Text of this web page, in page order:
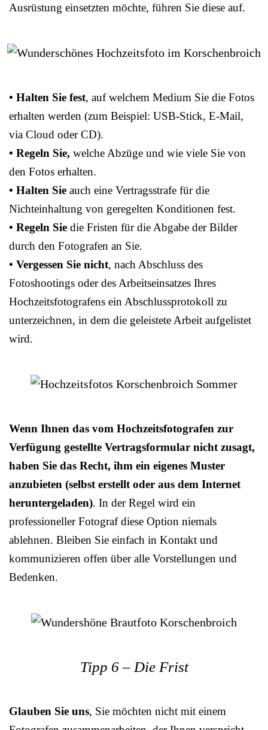
Ausrüstung einsetzten möchte, führen Sie diese auf.
• Halten Sie fest, auf welchem Medium Sie die Fotos
erhalten werden (zum Beispiel: USB-Stick, E-Mail,
via Cloud oder CD).
• Regeln Sie, welche Abzüge und wie viele Sie von
den Fotos erhalten.
• Halten Sie auch eine Vertragsstrafe für die
Nichteinhaltung von geregelten Konditionen fest.
• Regeln Sie die Fristen für die Abgabe der Bilder
durch den Fotografen an Sie.
• Vergessen Sie nicht, nach Abschluss des
Fotoshootings oder des Arbeitseinsatzes Ihres
Hochzeitsfotografens ein Abschlussprotokoll zu
unterzeichnen, in dem die geleistete Arbeit aufgelistet
wird.
Wenn Ihnen das vom Hochzeitsfotografen zur
Verfügung gestellte Vertragsformular nicht zusagt,
haben Sie das Recht, ihm ein eigenes Muster
anzubieten (selbst erstellt oder aus dem Internet
heruntergeladen). In der Regel wird ein
professioneller Fotograf diese Option niemals
ablehnen. Bleiben Sie einfach in Kontakt und
kommunizieren offen über alle Vorstellungen und
Bedenken.
Tipp 6 – Die Frist
Glauben Sie uns, Sie möchten nicht mit einem